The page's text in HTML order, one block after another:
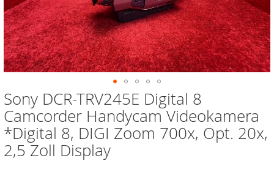
Sony DCR-TRV245E Digital 8
Camcorder Handycam Videokamera
*Digital 8, DIGI Zoom 700x, Opt. 20x,
2,5 Zoll Display
Zum
Anfang
der
Bildergalerie
springen